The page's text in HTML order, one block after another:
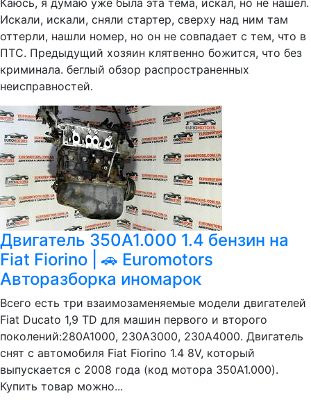
Каюсь, я думаю уже была эта тема, искал, но не нашел.
Искали, искали, сняли стартер, сверху над ним там
оттерли, нашли номер, но он не совпадает с тем, что в
ПТС. Предыдущий хозяин клятвенно божится, что без
криминала. беглый обзор распространенных
неисправностей.
Двигатель 350A1.000 1.4 бензин на
Fiat Fiorino | 🚗 Euromotors
Авторазборка иномарок
Всего есть три взаимозаменяемые модели двигателей
Fiat Ducato 1,9 TD для машин первого и второго
поколений:280A1000, 230A3000, 230A4000. Двигатель
снят с автомобиля Fiat Fiorino 1.4 8V, который
выпускается с 2008 года (код мотора 350A1.000).
Купить товар можно...